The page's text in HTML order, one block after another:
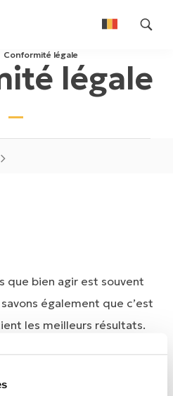
Nederlands
Français
Conformité légale
légale
que bien agir est souvent
également que c’est
les meilleurs résultats.
réglementations et